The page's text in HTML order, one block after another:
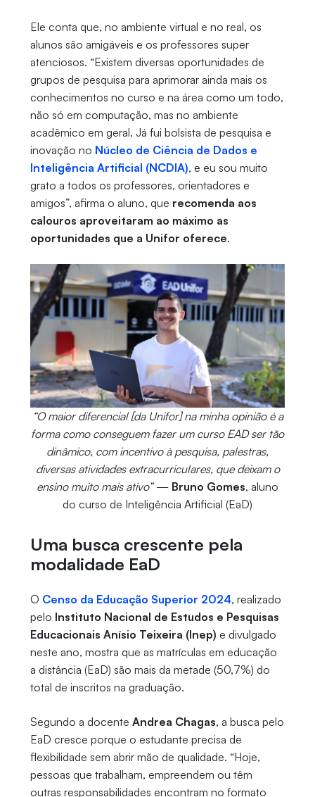
Ele conta que, no ambiente virtual e no real, os
alunos são amigáveis e os professores super
atenciosos. “Existem diversas oportunidades de
grupos de pesquisa para aprimorar ainda mais os
conhecimentos no curso e na área como um todo,
não só em computação, mas no ambiente
acadêmico em geral. Já fui bolsista de pesquisa e
inovação no Núcleo de Ciência de Dados e
Inteligência Artificial (NCDIA), e eu sou muito
grato a todos os professores, orientadores e
amigos”, afirma o aluno, que recomenda aos
calouros aproveitaram ao máximo as
oportunidades que a Unifor oferece.
“O maior diferencial [da Unifor] na minha opinião é a
forma como conseguem fazer um curso EAD ser tão
dinâmico, com incentivo à pesquisa, palestras,
diversas atividades extracurriculares, que deixam o
ensino muito mais ativo”— Bruno Gomes, aluno
do curso de Inteligência Artificial (EaD)
Uma busca crescente pela
modalidade EaD
O Censo da Educação Superior 2024, realizado
pelo Instituto Nacional de Estudos e Pesquisas
Educacionais Anísio Teixeira (Inep) e divulgado
neste ano, mostra que as matrículas em educação
a distância (EaD) são mais da metade (50,7%) do
total de inscritos na graduação.
Segundo a docente Andrea Chagas, a busca pelo
EaD cresce porque o estudante precisa de
flexibilidade sem abrir mão de qualidade. “Hoje,
pessoas que trabalham, empreendem ou têm
outras responsabilidades encontram no formato